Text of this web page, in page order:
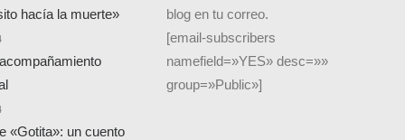
hacía la muerte»
«Gotita»: un cuento
blog en tu correo.
[email-subscribers
namefield=»YES» desc=»»
group=»Public»]